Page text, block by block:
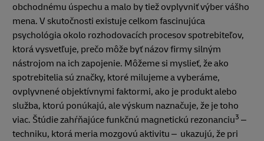
obchodnému úspechu a malo by tiež ovplyvniť výber vášho
mena. V skutočnosti existuje celkom fascinujúca
psychológia okolo rozhodovacích procesov spotrebiteľov,
ktorá vysvetľuje, prečo môže byť názov firmy silným
nástrojom na ich zapojenie. Môžeme si myslieť, že ako
spotrebitelia sú značky, ktoré milujeme a vyberáme,
ovplyvnené objektívnymi faktormi, ako je produkt alebo
služba, ktorú ponúkajú, ale výskum naznačuje, že je toho
viac. Štúdie zahŕňajúce funkčnú magnetickú rezonanciu3 –
techniku, ktorá meria mozgovú aktivitu – ukazujú, že pri